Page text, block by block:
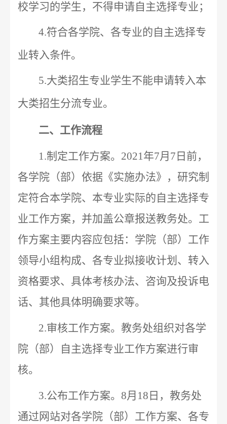
校学习的学生，不得申请自主选择专业；
4.符合各学院、各专业的自主选择专
业转入条件。
5.大类招生专业学生不能申请转入本
大类招生分流专业。
二、工作流程
1.制定工作方案。 2021年7月 7 日前，
各学院（部）依据《实施办法》，研究制
定符合本学院、本专业实际的自主选择专
业工作方案，并加盖公章报送教务处。工
作方案主要内容应包括：学院（部）工作
领导小组构成、各专业拟接收计划、转入
资格要求、具体考核办法、咨询及投诉电
话、其他具体明确要求等。
2.审核工作方案。教务处组织对各学
院（部）自主选择专业工作方案进行审
核。
3.公布工作方案。 8月 18 日，教务处
通过网站对各学院（部）工作方案、各专